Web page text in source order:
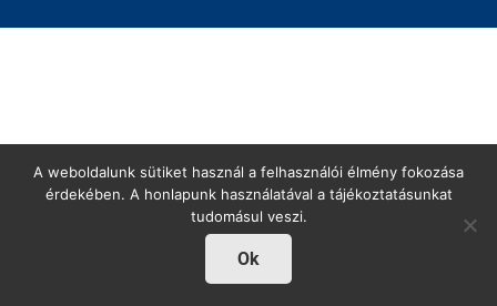
A weboldalunk sütiket használ a felhasználói élmény fokozása
érdekében. A honlapunk használatával a tájékoztatásunkat
tudomásul veszi.
Ok